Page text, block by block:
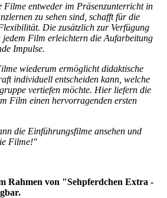
Filme entweder im Präsenzunterricht in
zu sehen sind, schafft für die
Die zusätzlich zur Verfügung
jedem Film erleichtern die Aufarbeitung
Impulse.
wiederum ermöglicht didaktische
individuell entscheiden kann, welche
vertiefen möchte. Hier liefern die
Film einen hervorragenden ersten
die Einführungsfilme ansehen und
Filme!"
Rahmen von "Sehpferdchen Extra -